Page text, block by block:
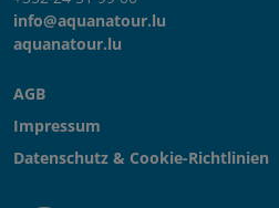
info@aquanatour.lu
aquanatour.lu
AGB
Impressum
Datenschutz & Cookie-Richtlinien